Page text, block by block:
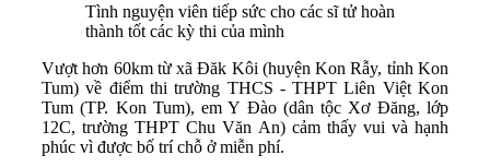
Tình nguyện viên tiếp sức cho các sĩ tử hoàn
thành tốt các kỳ thi của mình
Vượt hơn 60km từ xã Đăk Kôi (huyện Kon Rẫy, tỉnh Kon
Tum) về điểm thi trường THCS - THPT Liên Việt Kon
Tum (TP. Kon Tum), em Y Đào (dân tộc Xơ Đăng, lớp
12C, trường THPT Chu Văn An) cảm thấy vui và hạnh
phúc vì được bố trí chỗ ở miễn phí.